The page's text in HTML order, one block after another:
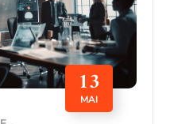
13
MAI